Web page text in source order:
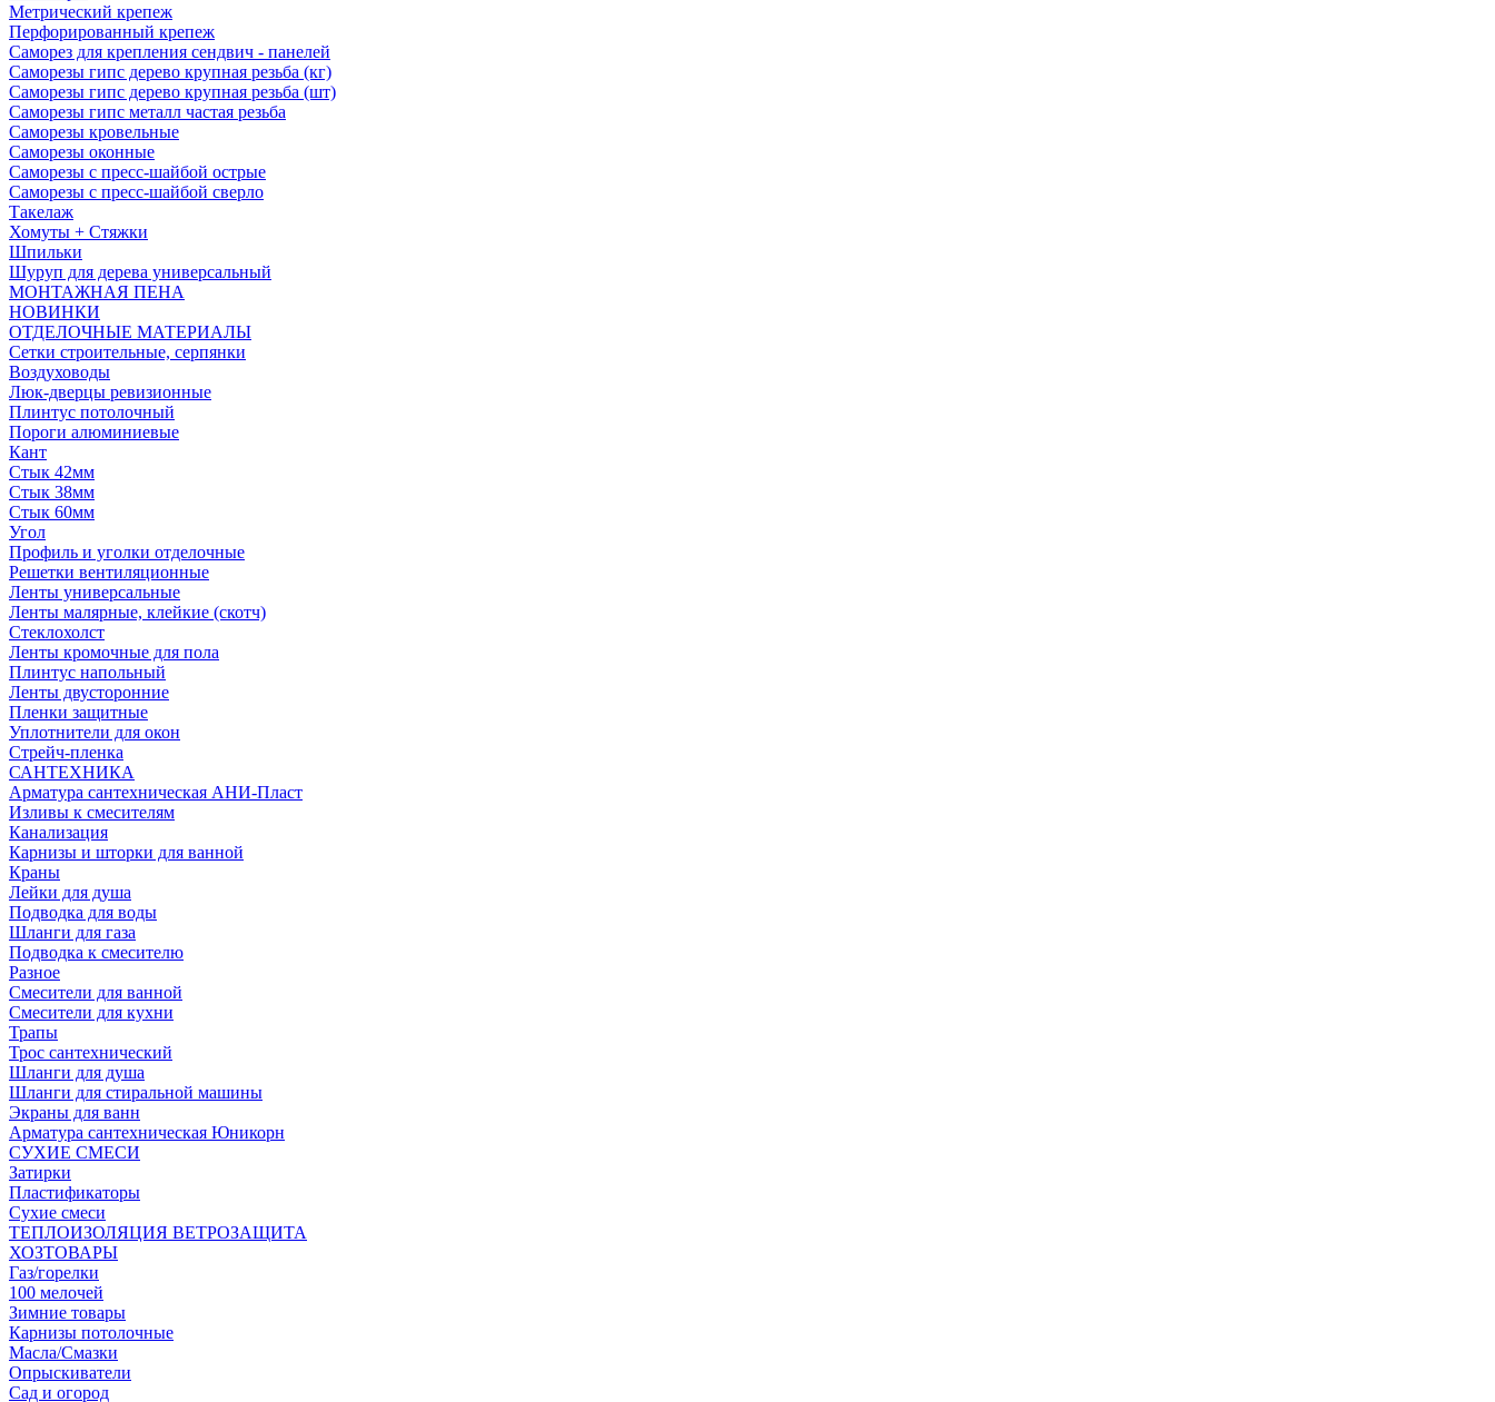
Метрический крепеж
Перфорированный крепеж
Саморез для крепления сендвич - панелей
Саморезы гипс дерево крупная резьба (кг)
Саморезы гипс дерево крупная резьба (шт)
Саморезы гипс металл частая резьба
Саморезы кровельные
Саморезы оконные
Саморезы с пресс-шайбой острые
Саморезы с пресс-шайбой сверло
Такелаж
Хомуты + Стяжки
Шпильки
Шуруп для дерева универсальный
МОНТАЖНАЯ ПЕНА
НОВИНКИ
ОТДЕЛОЧНЫЕ МАТЕРИАЛЫ
Сетки строительные, серпянки
Воздуховоды
Люк-дверцы ревизионные
Плинтус потолочный
Пороги алюминиевые
Кант
Стык 42мм
Стык 38мм
Стык 60мм
Угол
Профиль и уголки отделочные
Решетки вентиляционные
Ленты универсальные
Ленты малярные, клейкие (скотч)
Стеклохолст
Ленты кромочные для пола
Плинтус напольный
Ленты двусторонние
Пленки защитные
Уплотнители для окон
Стрейч-пленка
САНТЕХНИКА
Арматура сантехническая АНИ-Пласт
Изливы к смесителям
Канализация
Карнизы и шторки для ванной
Краны
Лейки для душа
Подводка для воды
Шланги для газа
Подводка к смесителю
Разное
Смесители для ванной
Смесители для кухни
Трапы
Трос сантехнический
Шланги для душа
Шланги для стиральной машины
Экраны для ванн
Арматура сантехническая Юникорн
СУХИЕ СМЕСИ
Затирки
Пластификаторы
Сухие смеси
ТЕПЛОИЗОЛЯЦИЯ ВЕТРОЗАЩИТА
ХОЗТОВАРЫ
Газ/горелки
100 мелочей
Зимние товары
Карнизы потолочные
Масла/Смазки
Опрыскиватели
Сад и огород